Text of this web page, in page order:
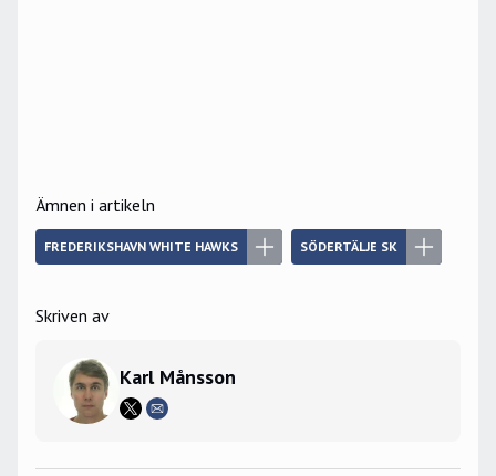
Ämnen i artikeln
FREDERIKSHAVN WHITE HAWKS SÖDERTÄLJE SK
Skriven av
Karl Månsson